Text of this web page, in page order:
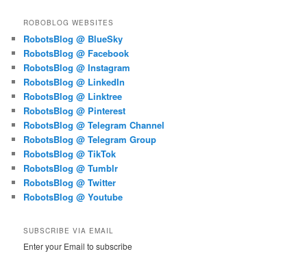
ROBOBLOG WEBSITES
RobotsBlog @ BlueSky
RobotsBlog @ Facebook
RobotsBlog @ Instagram
RobotsBlog @ LinkedIn
RobotsBlog @ Linktree
RobotsBlog @ Pinterest
RobotsBlog @ Telegram Channel
RobotsBlog @ Telegram Group
RobotsBlog @ TikTok
RobotsBlog @ Tumblr
RobotsBlog @ Twitter
RobotsBlog @ Youtube
SUBSCRIBE VIA EMAIL
Enter your Email to subscribe